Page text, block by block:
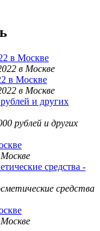
в Москве
в Москве
и других
средства -